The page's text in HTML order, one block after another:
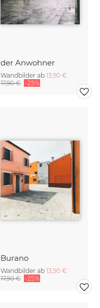
der Anwohner
Wandbilder ab 13,90 €
17,90 € -25%
Burano
Wandbilder ab 13,90 €
17,90 € -25%